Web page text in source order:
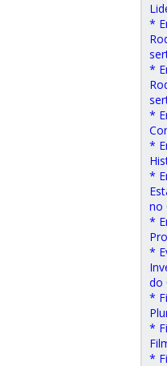
*
*
*
*
*
no
*
*
do
*
*
*